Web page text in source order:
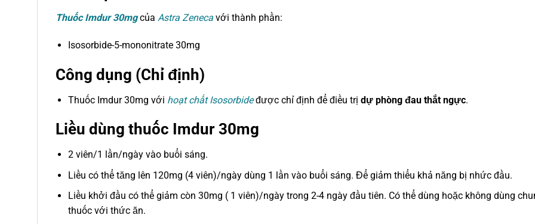
Thuốc Imdur 30mgcủa Astra Zeneca với thành phần:
Isosorbide-5-mononitrate 30mg
Công dụng (Chỉ định)
Thuốc Imdur 30mg với hoạt chất Isosorbideđược chỉ định để điều trị dự phòng đau thắt ngực.
Liều dùng thuốc Imdur 30mg
2 viên/1 lần/ngày vào buổi sáng.
Liều có thể tăng lên 120mg (4 viên)/ngày dùng 1 lần vào buổi sáng. Để giảm thiểu khả năng bị nhức đầu.
Liều khởi đầu có thể giảm còn 30mg ( 1 viên)/ngày trong 2-4 ngày đầu tiên. Có thể dùng hoặc không dùng
thuốc với thức ăn.